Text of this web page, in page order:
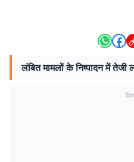
लंबित मामलों के निष्पादन में तेजी